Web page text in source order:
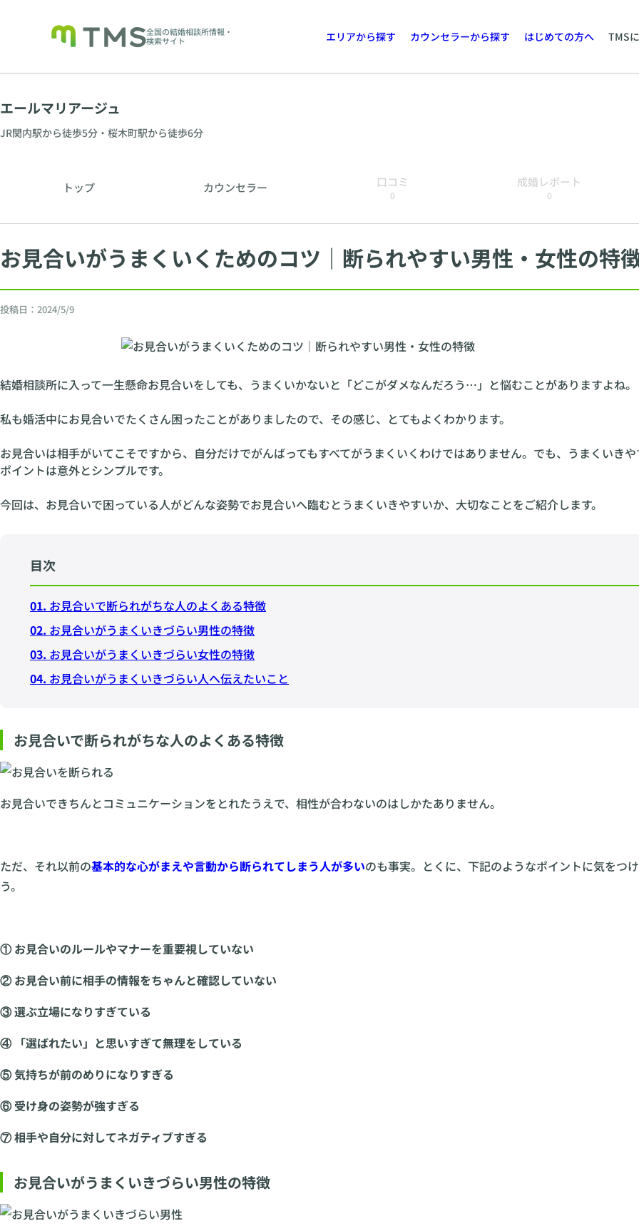
全国の結婚相談所情報・
検索サイト
エリアから探す カウンセラーから探す はじめての方へ TMS
エールマリアージュ
JR関内駅から徒歩5分・桜木町駅から徒歩6分
トップ カウンセラー 口コミ
0
成婚レポート
0
お見合いがうまくいくためのコツ｜断られやすい男性・女性の特
投稿日： 2024/5/9
結婚相談所に入って一生懸命お見合いをしても、うまくいかないと「どこがダメなんだろう…」と悩むことがありますよね。
私も婚活中にお見合いでたくさん困ったことがありましたので、その感じ、とてもよくわかります。
お見合いは相手がいてこそですから、自分だけでがんばってもすべてがうまくいくわけではありません。でも、うまくいき
ポイントは意外とシンプルです。
今回は、お見合いで困っている人がどんな姿勢でお見合いへ臨むとうまくいきやすいか、大切なことをご紹介します。
目次
01. お見合いで断られがちな人のよくある特徴
02. お見合いがうまくいきづらい男性の特徴
03. お見合いがうまくいきづらい女性の特徴
04. お見合いがうまくいきづらい人へ伝えたいこと
お見合いで断られがちな人のよくある特徴
お見合いできちんとコミュニケーションをとれたうえで、相性が合わないのはしかたありません。
ただ、それ以前の基本的な心がまえや言動から断られてしまう人が多いのも事実。とくに、下記のようなポイントに気をつ
う。
① お見合いのルールやマナーを重要視していない
② お見合い前に相手の情報をちゃんと確認していない
③ 選ぶ立場になりすぎている
④ 「選ばれたい」と思いすぎて無理をしている
⑤ 気持ちが前のめりになりすぎる
⑥ 受け身の姿勢が強すぎる
⑦ 相手や自分に対してネガティブすぎる
お見合いがうまくいきづらい男性の特徴